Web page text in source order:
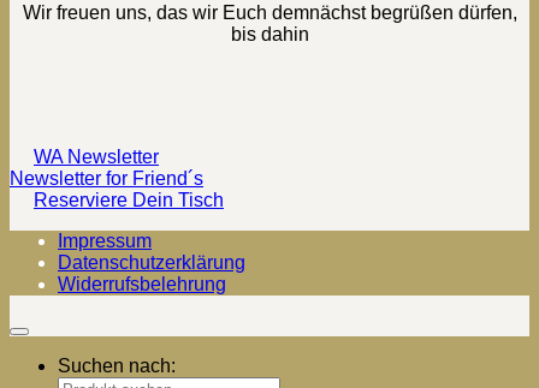
Wir freuen uns, das wir Euch demnächst begrüßen dürfen,
bis dahin
WA Newsletter
Newsletter for Friend´s
Reserviere Dein Tisch
Impressum
Datenschutzerklärung
Widerrufsbelehrung
Suchen nach: